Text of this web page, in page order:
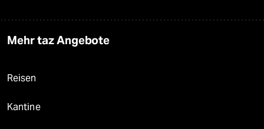
Mehr taz Angebote
Reisen
Kantine